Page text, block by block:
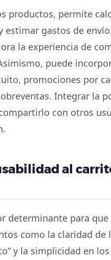
productos, permite
estimar gastos de
la experiencia de
puede
promociones por
Integrar la
con otros
al
determinante para
como la claridad
y la simplicidad en